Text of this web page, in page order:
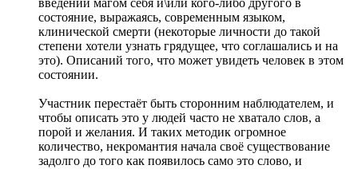
введении магом себя и\или кого-либо другого в
состояние, выражаясь, современным языком,
клинической смерти (некоторые личности до такой
степени хотели узнать грядущее, что соглашались и на
это). Описаний того, что может увидеть человек в этом
состоянии.
Участник перестаёт быть сторонним наблюдателем, и
чтобы описать это у людей часто не хватало слов, а
порой и желания. И таких методик огромное
количество, некромантия начала своё существование
задолго до того как появилось само это слово, и